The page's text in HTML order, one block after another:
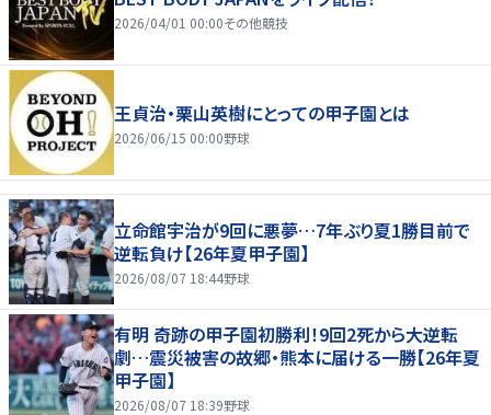
2026/04/01 00:00その他競技
王貞治・栗山英樹にとっての甲子園とは
2026/06/15 00:00野球
立命館宇治が9回に悪夢…7年ぶり夏1勝目前で
逆転負け【26年夏甲子園】
2026/08/07 18:44野球
有明 奇跡の甲子園初勝利！9回2死から大逆転
劇…震災被害の故郷・熊本に届ける一勝【26年夏
甲子園】
2026/08/07 18:39野球